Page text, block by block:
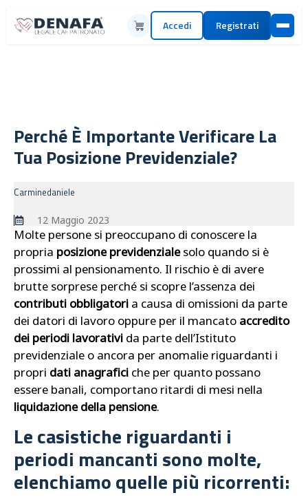
Accedi Registrati
Perché È Importante Verificare La
Tua Posizione Previdenziale?
Carminedaniele
12 Maggio 2023
Molte persone si preoccupano di conoscere la
propria posizione previdenzialesolo quando si è
prossimi al pensionamento. Il rischio è di avere
brutte sorprese perché si scopre l’assenza dei
contributi obbligatori a causa di omissioni da parte
dei datori di lavoro oppure per il mancato accredito
dei periodi lavorativi da parte dell’Istituto
previdenziale o ancora per anomalie riguardanti i
propri dati anagrafici che per quanto possano
essere banali, comportano ritardi di mesi nella
liquidazione della pensione.
Le casistiche riguardanti i
periodi mancanti sono molte,
elenchiamo quelle più ricorrenti: